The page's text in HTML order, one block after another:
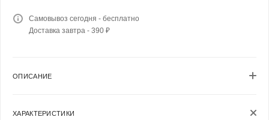
Самовывоз сегодня - бесплатно
Доставка завтра - 390 ₽
ОПИСАНИЕ
ХАРАКТЕРИСТИКИ